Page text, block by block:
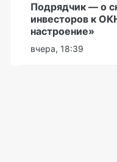
Подрядчик — о
инвесторов к
настроение»
вчера, 18:39